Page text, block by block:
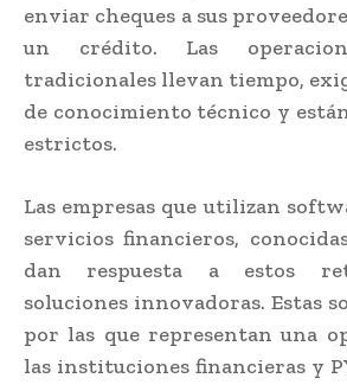
enviar cheques a sus
un crédito. Las
tradicionales llevan tiempo,
de conocimiento técnico y
estrictos.
Las empresas que utilizan
servicios financieros,
dan respuesta a estos
soluciones innovadoras. Estas
por las que representan una
las instituciones financieras y